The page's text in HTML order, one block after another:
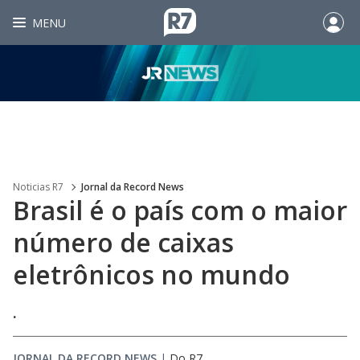
MENU
Noticias R7 Jornal da Record News
Brasil é o país com o maior
número de caixas
eletrônicos no mundo
.